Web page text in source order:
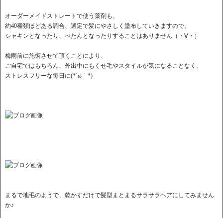
オーダーメイドストレートで使う薬剤も、
約40種類ほどある調合、選定で髪にやさしく塗布していきますので、
シャキンとなったり、ぺたんとなったりすることはありません（・∀・）
梅雨前に施術させて頂くことにより、
ご自宅ではもちろん、外出中にもくせ毛やスタイルが気になることなく、
ストレスフリーな毎日に(*´ω｀*)
まるで地毛のようで、乾かすだけで髪型まとまるサラサラヘアにしてみません
か♪